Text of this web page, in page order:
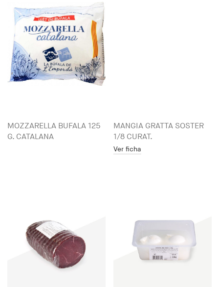
MOZZARELLA BUFALA 125
G. CATALANA
MANGIA GRATTA SOSTER
1/8 CURAT.
Ver ficha